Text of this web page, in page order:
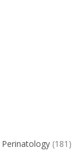
(181)